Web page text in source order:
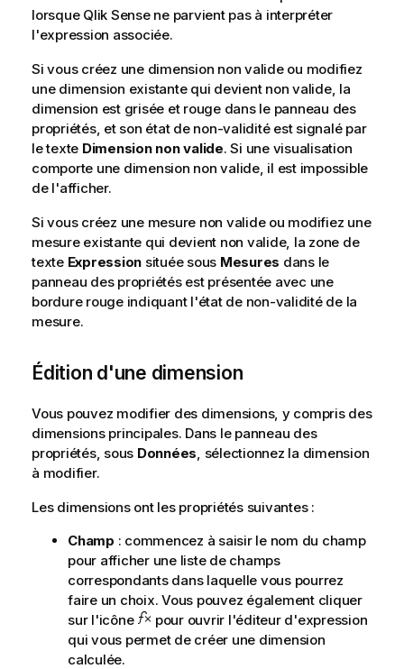
lorsque Qlik Sensene parvient pas à interpréter
l'expression associée.
Si vous créez une dimension non valide ou modifiez
une dimension existante qui devient non valide, la
dimension est grisée et rouge dans le panneau des
propriétés, et son état de non-validité est signalé par
le texte Dimension non valide. Si une visualisation
comporte une dimension non valide, il est impossible
de l'afficher.
Si vous créez une mesure non valide ou modifiez une
mesure existante qui devient non valide, la zone de
texte Expression située sous Mesures dans le
panneau des propriétés est présentée avec une
bordure rouge indiquant l'état de non-validité de la
mesure.
Édition d'une dimension
Vous pouvez modifier des dimensions, y compris des
dimensions principales. Dans le panneau des
propriétés, sous Données , sélectionnez la dimension
à modifier.
Les dimensions ont les propriétés suivantes :
Champ : commencez à saisir le nom du champ
pour afficher une liste de champs
correspondants dans laquelle vous pourrez
faire un choix. Vous pouvez également cliquer
sur l'icône
pour ouvrir l'éditeur d'expression
qui vous permet de créer une dimension
calculée.